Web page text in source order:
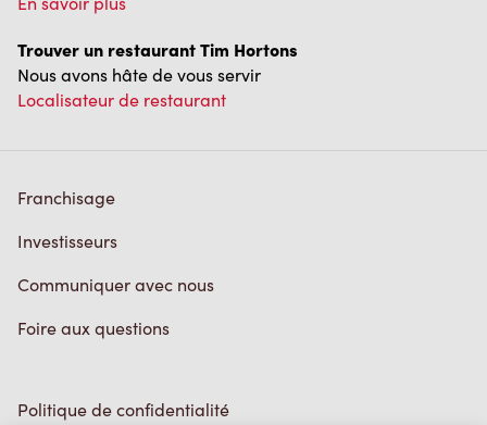
Trouver un restaurant Tim Hortons
Nous avons hâte de vous servir
Localisateur de restaurant
Franchisage
Investisseurs
Communiquer avec nous
Foire aux questions
Politique de confidentialité